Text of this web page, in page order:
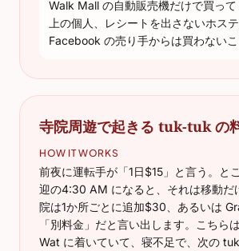
Walk Mall の自動販売機だけで買っ
上の個人、レシートを出さないホステ
Facebook の売り手からは買わないこ
寺院周遊で起きる tuk-tuk の
HOW IT WORKS
前夜に運転手が「1日$15」と言う。と
迎の4:30 AM になると、それは移動だ
院は1か所ごとに追加$30、あるいは
「別料金」だと言い出します。こちら
Wat に着いていて、寝不足で、次の